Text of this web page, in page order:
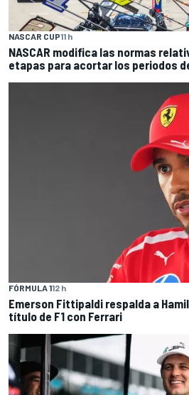
NASCAR CUP11 h
NASCAR modifica las normas
etapas para acortar los periodos
FÓRMULA 112 h
Emerson Fittipaldi respalda a
título de F1 con Ferrari